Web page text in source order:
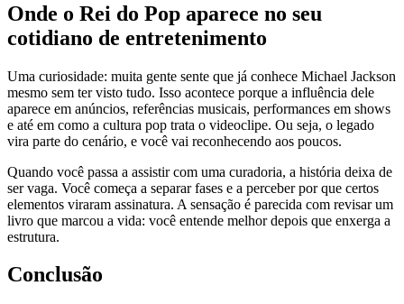
Onde o Rei do Pop aparece no seu
cotidiano de entretenimento
Uma curiosidade: muita gente sente que já conhece Michael Jackson
mesmo sem ter visto tudo. Isso acontece porque a influência dele
aparece em anúncios, referências musicais, performances em shows
e até em como a cultura pop trata o videoclipe. Ou seja, o legado
vira parte do cenário, e você vai reconhecendo aos poucos.
Quando você passa a assistir com uma curadoria, a história deixa de
ser vaga. Você começa a separar fases e a perceber por que certos
elementos viraram assinatura. A sensação é parecida com revisar um
livro que marcou a vida: você entende melhor depois que enxerga a
estrutura.
Conclusão